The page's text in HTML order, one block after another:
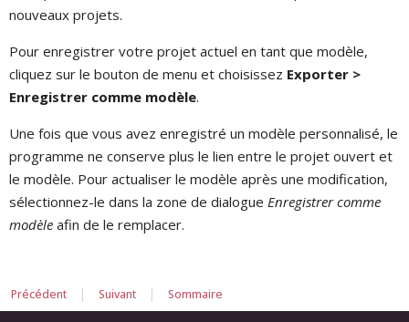
nouveaux projets.
Pour enregistrer votre projet actuel en tant que modèle,
cliquez sur le bouton de menu et choisissez Exporter >
Enregistrer comme modèle.
Une fois que vous avez enregistré un modèle personnalisé, le
programme ne conserve plus le lien entre le projet ouvert et
le modèle. Pour actualiser le modèle après une modification,
sélectionnez-le dans la zone de dialogue Enregistrer comme
modèle afin de le remplacer.
Précédent | Suivant | Sommaire